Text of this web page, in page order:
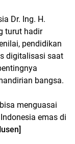
Dr. Ing. H.
turut hadir
pendidikan
digitalisasi saat
bangsa.
menguasai
emas di